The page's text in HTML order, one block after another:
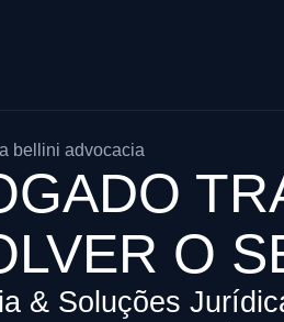
bellini advocacia
O
& Soluções